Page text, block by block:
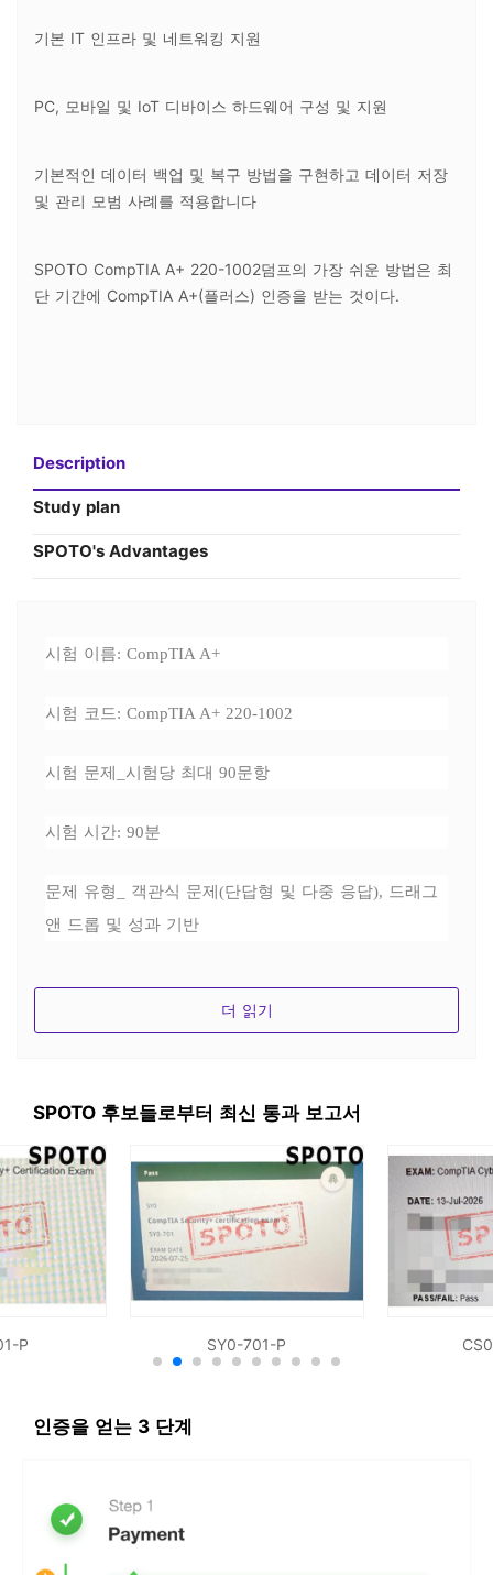
기본 IT 인프라 및 네트워킹 지원
PC, 모바일 및 IoT 디바이스 하드웨어 구성 및 지원
기본적인 데이터 백업 및 복구 방법을 구현하고 데이터 저장
및 관리 모범 사례를 적용합니다
SPOTO CompTIA A+ 220-1002덤프의 가장 쉬운 방법은 최
단 기간에 CompTIA A+(플러스) 인증을 받는 것이다.
Description
Study plan
SPOTO's Advantages
시험 이름: CompTIA A+
시험 코드: CompTIA A+ 220-1002
시험 문제_시험당 최대 90문항
시험 시간: 90분
문제 유형_ 객관식 문제(단답형 및 다중 응답), 드래그
앤 드롭 및 성과 기반
더 읽기
SPOTO 후보들로부터 최신 통과 보고서
P SY0-701-P
인증을 얻는 3 단계